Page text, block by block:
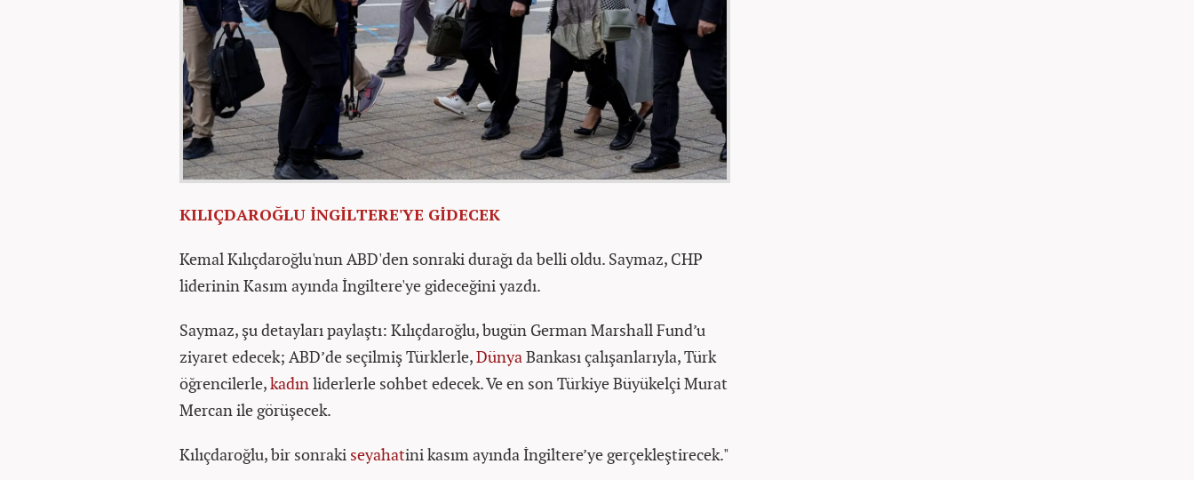
KILIÇDAROĞLU İNGİLTERE'YE GİDECEK
Kemal Kılıçdaroğlu'nun ABD'den sonraki durağı da belli oldu. Saymaz, CHP
liderinin Kasım ayında İngiltere'ye gideceğini yazdı.
Saymaz, şu detayları paylaştı: Kılıçdaroğlu, bugün German Marshall Fund’u
ziyaret edecek; ABD’de seçilmiş Türklerle,DünyaBankası çalışanlarıyla, Türk
öğrencilerle,kadınliderlerle sohbet edecek. Ve en son Türkiye Büyükelçi Murat
Mercan ile görüşecek.
Kılıçdaroğlu, bir sonraki seyahatini kasım ayında İngiltere’ye gerçekleştirecek."